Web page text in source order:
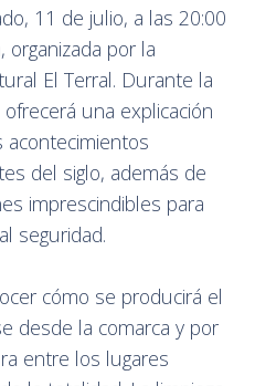
11 de julio, a las 20:00
organizada por la
El Terral. Durante la
una explicación
acontecimientos
del siglo, además de
imprescindibles para
seguridad.
cómo se producirá el
desde la comarca y por
entre los lugares